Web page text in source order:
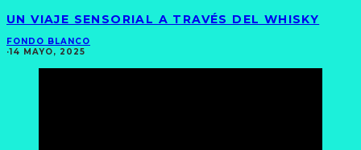
UN VIAJE SENSORIAL A TRAVÉS DEL WHISKY
FONDO BLANCO
·14 MAYO, 2025